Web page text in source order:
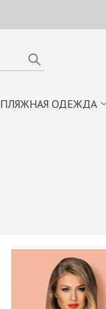
ПЛЯЖНАЯ ОДЕЖДА